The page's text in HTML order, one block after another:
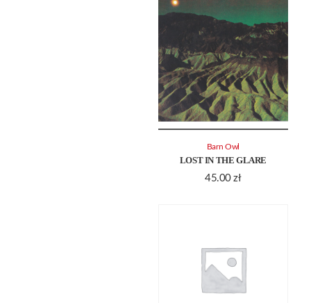
LOST IN THE GLARE
45.00zł
Barn Owl